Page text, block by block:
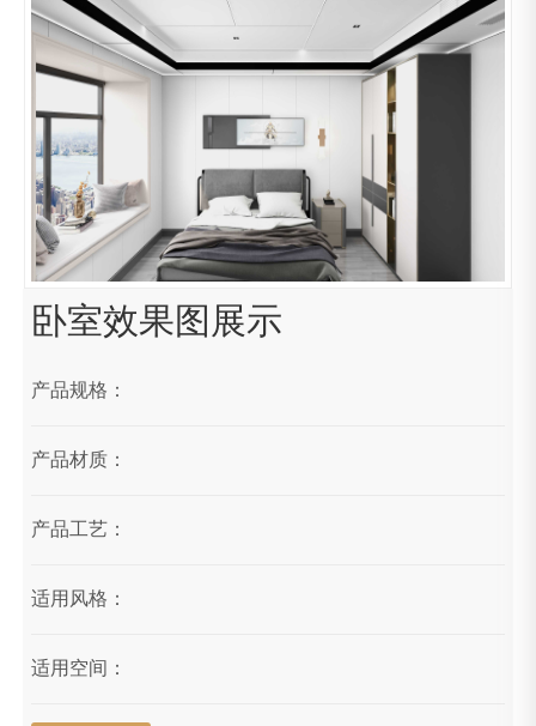
卧室效果图展示
产品规格：
产品材质：
产品工艺：
适用风格：
适用空间：